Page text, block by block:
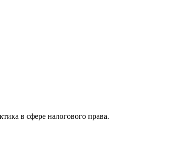
в сфере налогового права.